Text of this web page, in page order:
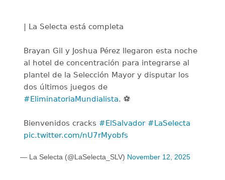
| La Selecta está completa
Brayan Gil y Joshua Pérez llegaron esta noche
al hotel de concentración para integrarse al
plantel de la Selección Mayor y disputar los
dos últimos juegos de
#EliminatoriaMundialista. ⚽
Bienvenidos cracks ‍ #ElSalvador #LaSelecta
pic.twitter.com/nU7rMyobfs
— La Selecta (@LaSelecta_SLV) November 12, 2025